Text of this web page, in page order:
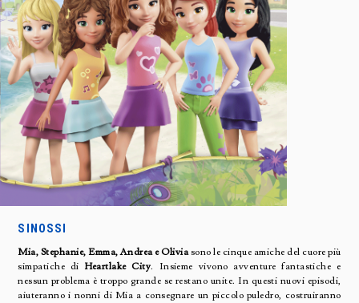
SINOSSI
Mia, Stephanie, Emma, Andrea e Oliviasono le cinque amiche del cuore più
simpatiche di Heartlake City. Insieme vivono avventure fantastiche e
nessun problema è troppo grande se restano unite. In questi nuovi episodi,
aiuteranno i nonni di Mia a consegnare un piccolo puledro, costruiranno